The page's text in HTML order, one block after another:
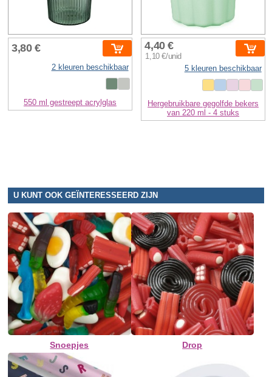
3,80 €
2 kleuren beschikbaar
550 ml gestreept acrylglas
4,40 €
1,10 €/unid
5 kleuren beschikbaar
Hergebruikbare gegolfde bekers
van 220 ml - 4 stuks
U KUNT OOK GEÏNTERESSEERD ZIJN
Snoepjes Drop